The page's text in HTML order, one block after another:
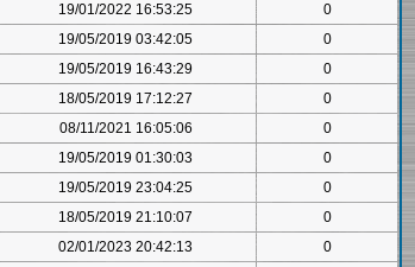
19/01/2022 16:53:25
0
19/05/2019 03:42:05
0
19/05/2019 16:43:29
0
18/05/2019 17:12:27
0
08/11/2021 16:05:06
0
19/05/2019 01:30:03
0
19/05/2019 23:04:25
0
18/05/2019 21:10:07
0
02/01/2023 20:42:13
0